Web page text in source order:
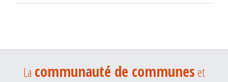
La communauté de communeset